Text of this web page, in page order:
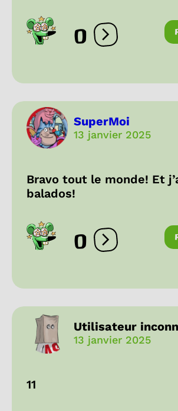
0 Ouvrir les
SuperMoi
13 janvier 2025
Bravo tout le monde! Et
balados!
0 Ouvrir les
Utilisateur
13 janvier 2025
11